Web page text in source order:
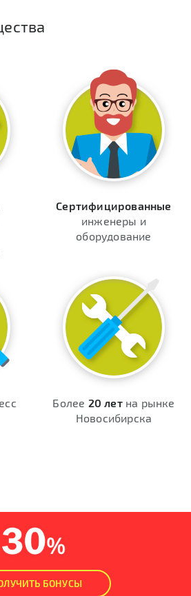
Сертифицированные
инженеры и
оборудование
Более 20 летна рынке
Новосибирска
БОНУСЫ